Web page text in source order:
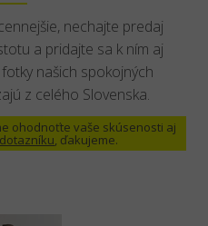
nechajte predaj
a pridajte sa k ním aj
našich spokojných
z celého Slovenska.
ohodnoťte vaše skúsenosti aj
, ďakujeme.